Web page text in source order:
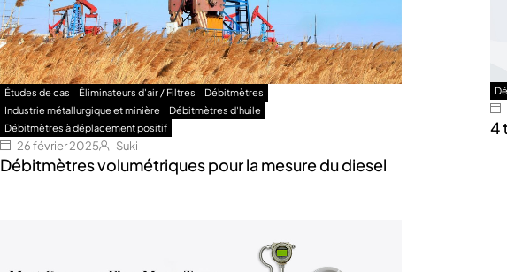
Études de cas Éliminateurs d'air / Filtres
Débitmètres
Industrie métallurgique et minière
Débitmètres d'huile
Débitmètres à déplacement positif
26 février 2025 Suki
Débitmètres volumétriques pour la mesure du diesel
4